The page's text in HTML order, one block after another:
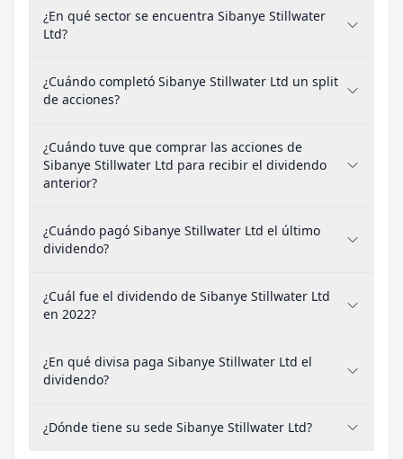
¿En qué sector se encuentra Sibanye Stillwater
Ltd?
¿Cuándo completó Sibanye Stillwater Ltd un split
de acciones?
¿Cuándo tuve que comprar las acciones de
Sibanye Stillwater Ltd para recibir el dividendo
anterior?
¿Cuándo pagó Sibanye Stillwater Ltd el último
dividendo?
¿Cuál fue el dividendo de Sibanye Stillwater Ltd
en 2022?
¿En qué divisa paga Sibanye Stillwater Ltd el
dividendo?
¿Dónde tiene su sede Sibanye Stillwater Ltd?